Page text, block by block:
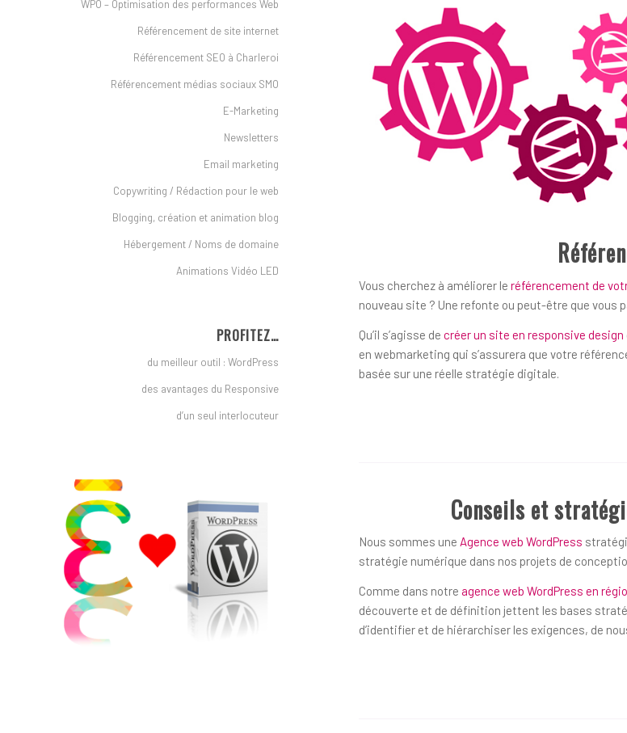
Vous cherchez à améliorer le référencement de
nouveau site ? Une refonte ou peut-être que vous
Qu’il s’agisse de créer un site en responsive design
en webmarketing qui s’assurera que votre
basée sur une réelle stratégie digitale.
Conseils et
Nous sommes une Agence web WordPress
stratégie numérique dans nos projets de
Comme dans notre agence web WordPress en
découverte et de définition jettent les bases
d’identifier et de hiérarchiser les exigences, de
WPO – Optimisation des performances Web
Référencement de site internet
Référencement SEO à Charleroi
Référencement médias sociaux SMO
E-Marketing
Newsletters
Email marketing
Copywriting / Rédaction pour le web
Blogging, création et animation blog
Hébergement / Noms de domaine
Animations Vidéo LED
PROFITEZ…
du meilleur outil : WordPress
des avantages du Responsive
d’un seul interlocuteur